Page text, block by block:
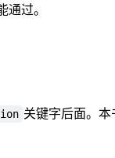
过。
关键字后面。本